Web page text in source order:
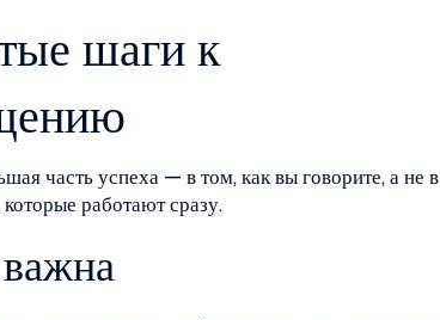
шаги к
часть успеха — в том, как вы говорите, а не в
работают сразу.